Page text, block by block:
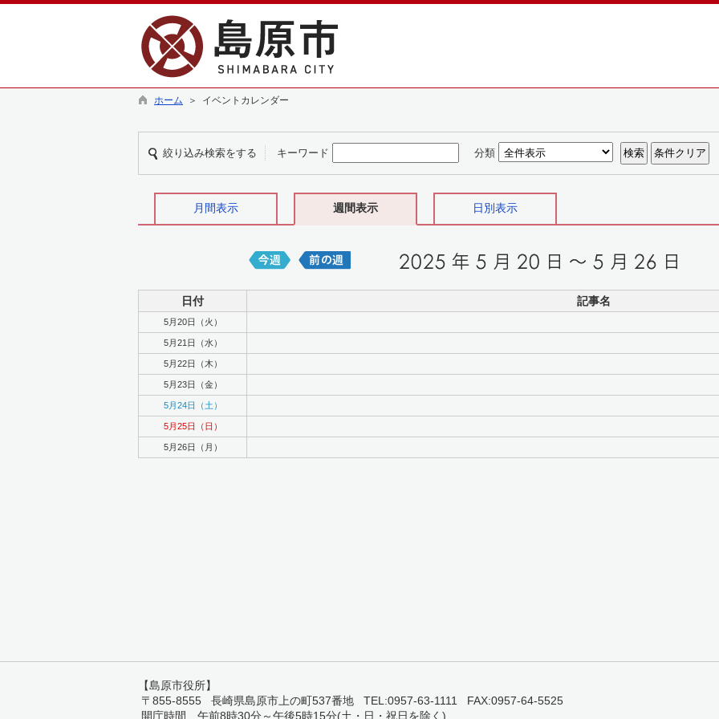
ホーム ＞ イベントカレンダー
絞り込み検索をする キーワード 分類
月間表示 週間表示 日別表示
日付 記事名
5月20日（火）
5月21日（水）
5月22日（木）
5月23日（金）
5月24日（土）
5月25日（日）
5月26日（月）
【島原市役所】
〒855-8555 長崎県島原市上の町537番地 TEL:0957-63-1111 FAX:0957-64-5525
開庁時間 午前8時30分～午後5時15分(土・日・祝日を除く)